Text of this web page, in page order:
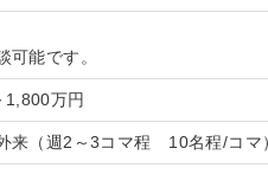
能です。
1,800万円
来（週2～3コマ程 10名程/コマ